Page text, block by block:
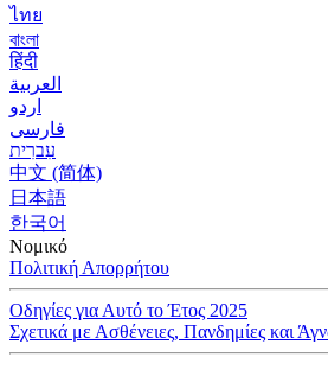
ไทย
বাংলা
हिंदी
العربية
اردو
فارسی
עִברִית
中文 (简体)
日本語
한국어
Νομικό
Πολιτική Απορρήτου
Οδηγίες για Αυτό το Έτος 2025
Σχετικά με Ασθένειες, Πανδημίες και